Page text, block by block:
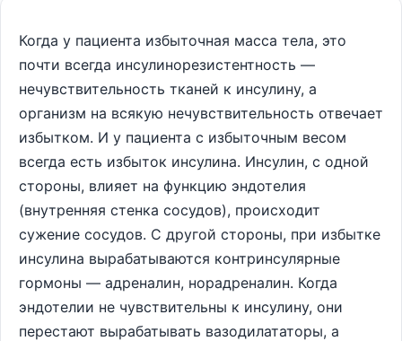
Когда у пациента избыточная масса тела, это
почти всегда инсулинорезистентность —
нечувствительность тканей к инсулину, а
организм на всякую нечувствительность отвечает
избытком. И у пациента с избыточным весом
всегда есть избыток инсулина. Инсулин, с одной
стороны, влияет на функцию эндотелия
(внутренняя стенка сосудов), происходит
сужение сосудов. С другой стороны, при избытке
инсулина вырабатываются контринсулярные
гормоны — адреналин, норадреналин. Когда
эндотелии не чувствительны к инсулину, они
перестают вырабатывать вазодилататоры, а